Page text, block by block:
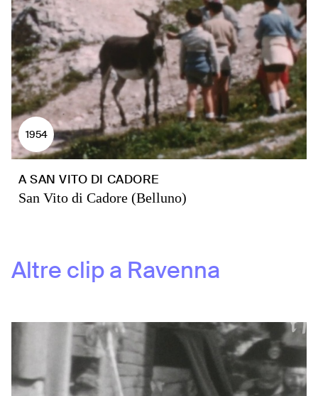
1954
A SAN VITO DI CADORE
San Vito di Cadore (Belluno)
Altre clip a Ravenna